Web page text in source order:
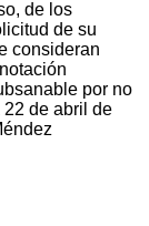
de los
de su
consideran
por no
de abril de